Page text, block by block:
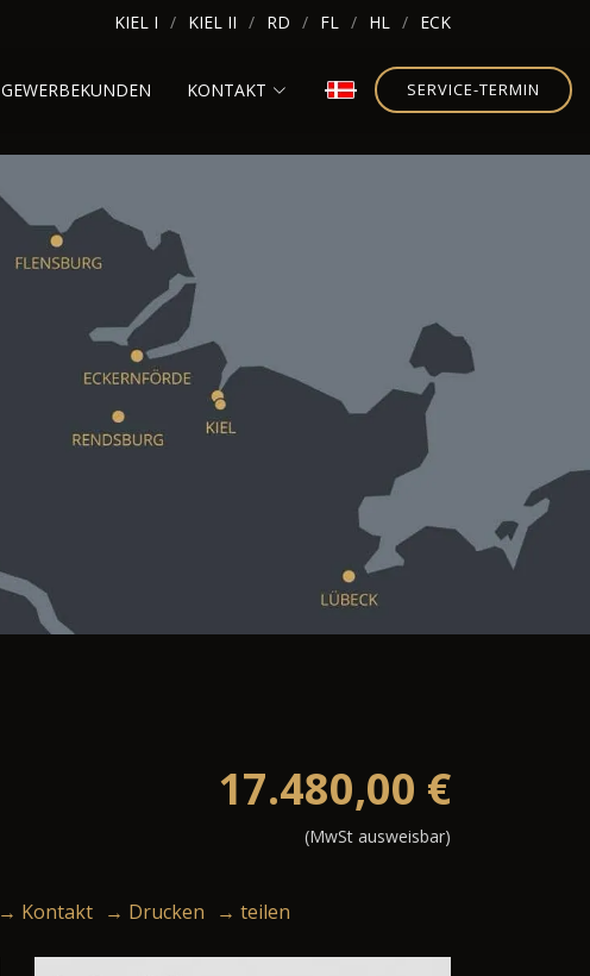
KIEL I KIEL II RD FL HL ECK
GEWERBEKUNDEN KONTAKT SERVICE-TERMIN
17.480,00 €
(MwSt ausweisbar)
→ Kontakt → Drucken → teilen